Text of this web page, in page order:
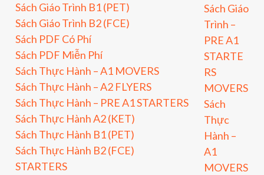
Sách Giáo Trình B1 (PET)
Sách Giáo Trình B2 (FCE)
Sách PDF Có Phí
Sách PDF Miễn Phí
Sách Thực Hành – A1 MOVERS
Sách Thực Hành – A2 FLYERS
Sách Thực Hành – PRE A1 STARTERS
Sách Thực Hành A2 (KET)
Sách Thực Hành B1 (PET)
Sách Thực Hành B2 (FCE)
STARTERS
Sách Giáo
Trình –
PRE A1
STARTE
RS
MOVERS
Sách
Thực
Hành –
A1
MOVERS